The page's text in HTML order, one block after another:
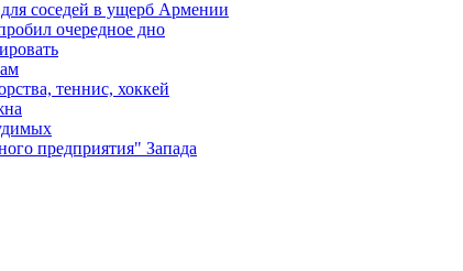
соседей в ущерб Армении
очередное дно
теннис, хоккей
предприятия" Запада